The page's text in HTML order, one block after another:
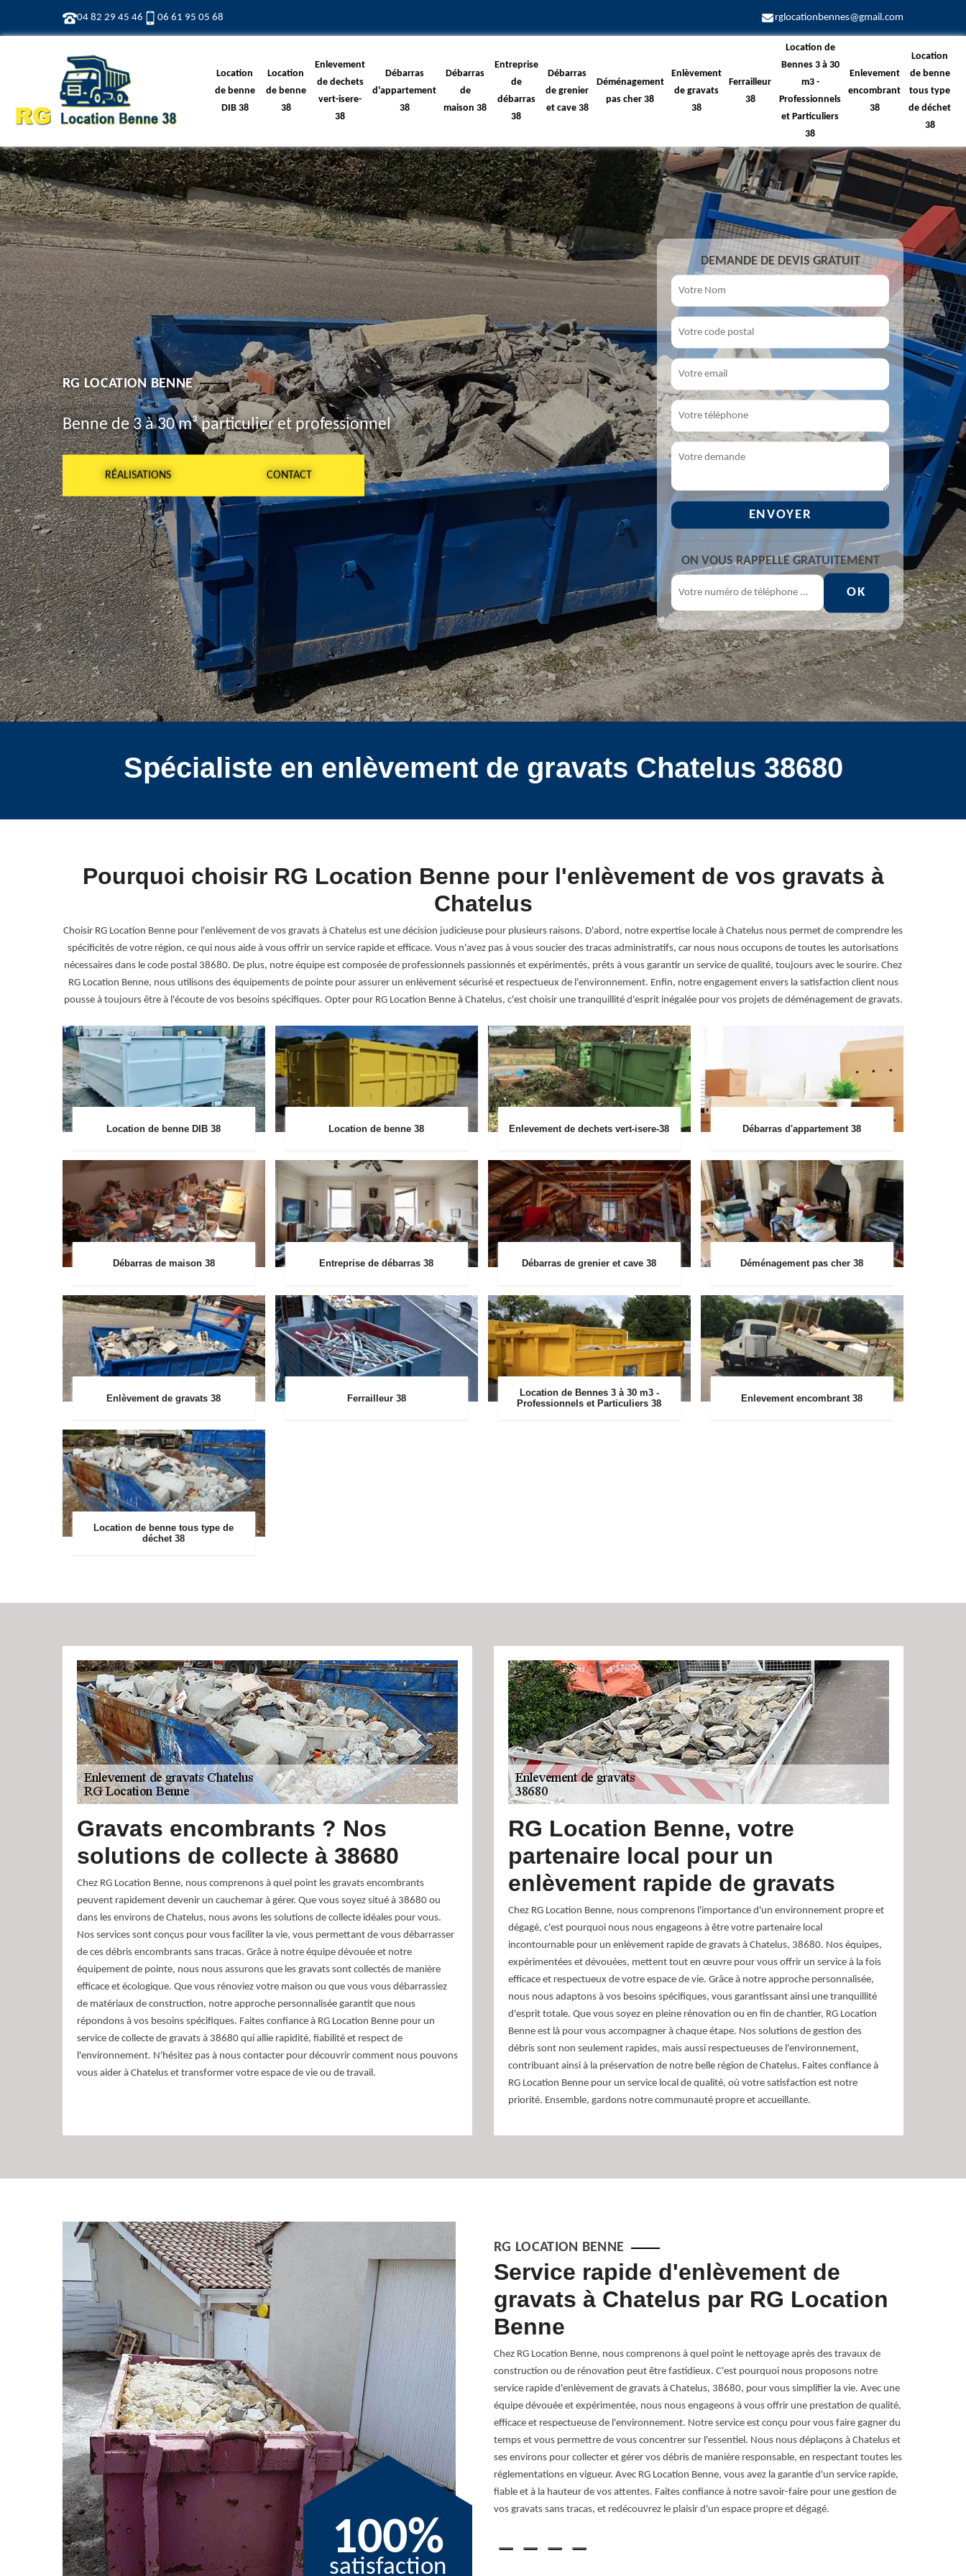
04 82 29 45 46 06 61 95 05 68 rglocationbennes@gmail.com
Location
de benne
DIB 38
Location
de benne
38
Enlevement
de dechets
vert-isere-
38
Débarras
d'appartement
38
Débarras
de
maison 38
Entreprise
de
débarras
38
Débarras
de grenier
et cave 38
Déménagement
pas cher 38
Enlèvement
de gravats
38
Ferrailleur
38
Location de
Bennes 3 à 30
m3 -
Professionnels
et Particuliers
38
Enlevement
encombrant
38
Location
de benne
tous type
de déchet
38
RG LOCATION BENNE
Benne de 3 à 30 m³ particulier et professionnel
RÉALISATIONS CONTACT
DEMANDE DE DEVIS GRATUIT
ON VOUS RAPPELLE GRATUITEMENT
Spécialiste en enlèvement de gravats Chatelus 38680
Pourquoi choisir RG Location Benne pour l'enlèvement de vos gravats à
Chatelus
Choisir RG Location Benne pour l'enlèvement de vos gravats à Chatelus est une décision judicieuse pour plusieurs raisons. D'abord, notre expertise locale à Chatelus nous permet de comprendre les
spécificités de votre région, ce qui nous aide à vous offrir un service rapide et efficace. Vous n'avez pas à vous soucier des tracas administratifs, car nous nous occupons de toutes les autorisations
nécessaires dans le code postal 38680. De plus, notre équipe est composée de professionnels passionnés et expérimentés, prêts à vous garantir un service de qualité, toujours avec le sourire. Chez
RG Location Benne, nous utilisons des équipements de pointe pour assurer un enlèvement sécurisé et respectueux de l'environnement. Enfin, notre engagement envers la satisfaction client nous
pousse à toujours être à l'écoute de vos besoins spécifiques. Opter pour RG Location Benne à Chatelus, c'est choisir une tranquillité d'esprit inégalée pour vos projets de déménagement de gravats.
Location de benne DIB 38 Location de benne 38 Enlevement de dechets vert-isere-38 Débarras d'appartement 38
Débarras de maison 38 Entreprise de débarras 38 Débarras de grenier et cave 38 Déménagement pas cher 38
Enlèvement de gravats 38 Ferrailleur 38
Location de Bennes 3 à 30 m3 -
Professionnels et Particuliers 38
Enlevement encombrant 38
Location de benne tous type de
déchet 38
Gravats encombrants ? Nos
solutions de collecte à 38680
Chez RG Location Benne, nous comprenons à quel point les gravats encombrants
peuvent rapidement devenir un cauchemar à gérer. Que vous soyez situé à 38680 ou
dans les environs de Chatelus, nous avons les solutions de collecte idéales pour vous.
Nos services sont conçus pour vous faciliter la vie, vous permettant de vous débarrasser
de ces débris encombrants sans tracas. Grâce à notre équipe dévouée et notre
équipement de pointe, nous nous assurons que les gravats sont collectés de manière
efficace et écologique. Que vous rénoviez votre maison ou que vous vous débarrassiez
de matériaux de construction, notre approche personnalisée garantit que nous
répondons à vos besoins spécifiques. Faites confiance à RG Location Benne pour un
service de collecte de gravats à 38680 qui allie rapidité, fiabilité et respect de
l'environnement. N'hésitez pas à nous contacter pour découvrir comment nous pouvons
vous aider à Chatelus et transformer votre espace de vie ou de travail.
RG Location Benne, votre
partenaire local pour un
enlèvement rapide de gravats
Chez RG Location Benne, nous comprenons l'importance d'un environnement propre et
dégagé, c'est pourquoi nous nous engageons à être votre partenaire local
incontournable pour un enlèvement rapide de gravats à Chatelus, 38680. Nos équipes,
expérimentées et dévouées, mettent tout en œuvre pour vous offrir un service à la fois
efficace et respectueux de votre espace de vie. Grâce à notre approche personnalisée,
nous nous adaptons à vos besoins spécifiques, vous garantissant ainsi une tranquillité
d'esprit totale. Que vous soyez en pleine rénovation ou en fin de chantier, RG Location
Benne est là pour vous accompagner à chaque étape. Nos solutions de gestion des
débris sont non seulement rapides, mais aussi respectueuses de l'environnement,
contribuant ainsi à la préservation de notre belle région de Chatelus. Faites confiance à
RG Location Benne pour un service local de qualité, où votre satisfaction est notre
priorité. Ensemble, gardons notre communauté propre et accueillante.
100%
satisfaction
RG LOCATION BENNE
Prix entreprise enlèvement de
gravats 38680
Pour évacuer les déchets de la meilleure façon, nous vous proposons pur la location de
véhicules adaptés. Nous proposons divers modèles de véhicules pour assurer l’enlèvement de
gravats à Chatelus et ses environs. En effet, les véhicules que nous disposons sont adaptés à
tous les types de déchets : gravats, déchets industriels banals ou déchets verts… Pour connaître
le tarif enlèvement de gravats 38680, faites-nous parvenir votre demande. Vous pouvez faire
votre demande via le formulaire en ligne ou en nous contactant.
Service rapide d'enlèvement de
gravats à Chatelus par RG Location
Benne
Chez RG Location Benne, nous comprenons à quel point le nettoyage après des travaux de
construction ou de rénovation peut être fastidieux. C'est pourquoi nous proposons notre
service rapide d'enlèvement de gravats à Chatelus, 38680, pour vous simplifier la vie. Avec une
équipe dévouée et expérimentée, nous nous engageons à vous offrir une prestation de qualité,
efficace et respectueuse de l'environnement. Notre service est conçu pour vous faire gagner du
temps et vous permettre de vous concentrer sur l'essentiel. Nous nous déplaçons à Chatelus et
ses environs pour collecter et gérer vos débris de manière responsable, en respectant toutes les
réglementations en vigueur. Avec RG Location Benne, vous avez la garantie d'un service rapide,
fiable et à la hauteur de vos attentes. Faites confiance à notre savoir-faire pour une gestion de
vos gravats sans tracas, et redécouvrez le plaisir d'un espace propre et dégagé.